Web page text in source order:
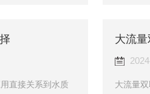
换代今天，我司
、黄酒、...
率。无
体的纯
直接关系到水质
大流
大流量